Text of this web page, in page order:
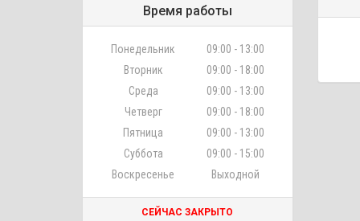
Время работы
Понедельник
09:00 - 13:00
Вторник
09:00 - 18:00
Среда
09:00 - 13:00
Четверг
09:00 - 18:00
Пятница
09:00 - 13:00
Суббота
09:00 - 15:00
Воскресенье
Выходной
СЕЙЧАС ЗАКРЫТО